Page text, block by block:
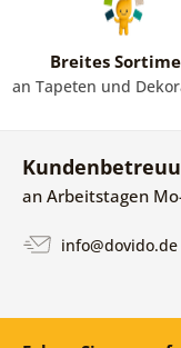
Breites
an Tapeten und
an Arbeitstagen
info@dovido.de